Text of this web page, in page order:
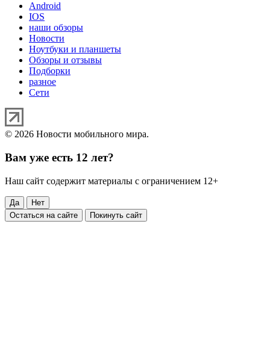
Android
IOS
наши обзоры
Новости
Ноутбуки и планшеты
Обзоры и отзывы
Подборки
разное
Сети
© 2026 Новости мобильного мира.
Вам уже есть 12 лет?
Наш сайт содержит материалы с ограничением 12+
Да
Нет
Остаться на сайте
Покинуть сайт